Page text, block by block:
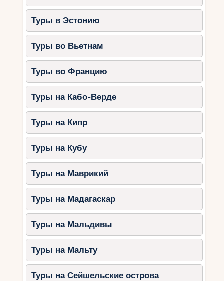
Туры в Эстонию
Туры во Вьетнам
Туры во Францию
Туры на Кабо-Верде
Туры на Кипр
Туры на Кубу
Туры на Маврикий
Туры на Мадагаскар
Туры на Мальдивы
Туры на Мальту
Туры на Сейшельские острова